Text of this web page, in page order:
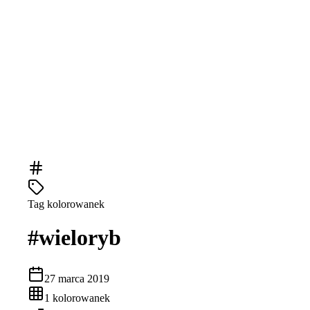
Tag kolorowanek
#wieloryb
27 marca 2019
1 kolorowanek